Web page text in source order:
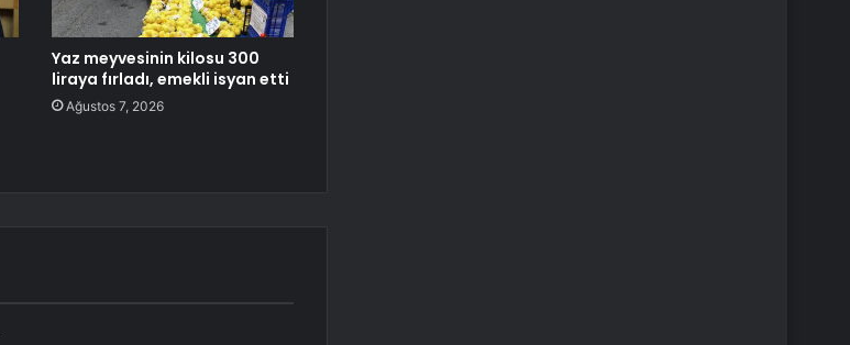
Yaz meyvesinin kilosu 300
liraya fırladı, emekli isyan etti
Ağustos 7, 2026